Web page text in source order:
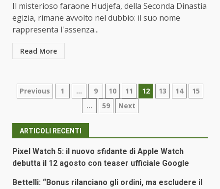
Il misterioso faraone Hudjefa, della Seconda Dinastia
egizia, rimane avvolto nel dubbio: il suo nome
rappresenta l'assenza...
Read More
Paginazione
articoli
Previous 1 … 9 10 11 12 13 14
15
…
59 Next
ARTICOLI RECENTI
Pixel Watch 5: il nuovo sfidante di Apple Watch
debutta il 12 agosto con teaser ufficiale Google
Bettelli: “Bonus rilanciano gli ordini, ma escludere il